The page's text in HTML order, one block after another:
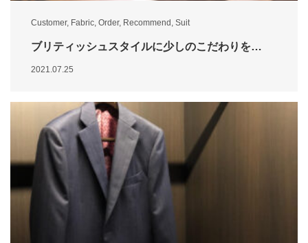
Customer, Fabric Order, Recommend Suit
ブリティッシュスタイルに少しのこだわりを…
2021.07.25